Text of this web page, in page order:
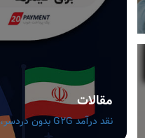
مقالات
نقد درآمد G2G بدون دردسر، روش های مطمئن برای گیمرهای ایرانی